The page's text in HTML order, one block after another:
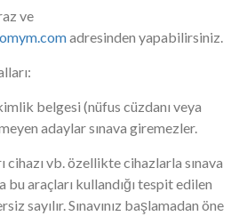
ve
adresinden yapabilirsiniz.
belgesi (nüfus cüzdanı veya
adaylar sınava giremezler.
vb. özellikte cihazlarla sınava
bu araçları kullandığı tespit edilen
sayılır. Sınavınız başlamadan öne